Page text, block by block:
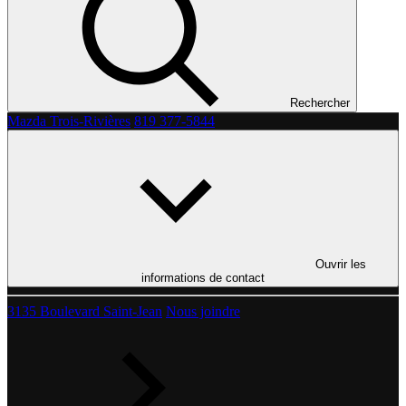
Rechercher
Mazda Trois-Rivières 819 377-5844
Ouvrir les
informations de contact
3135 Boulevard Saint-Jean Nous joindre